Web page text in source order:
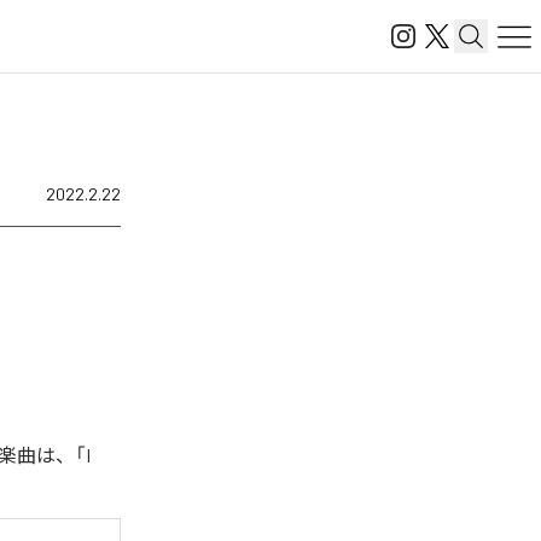
2022.2.22
曲は、「I